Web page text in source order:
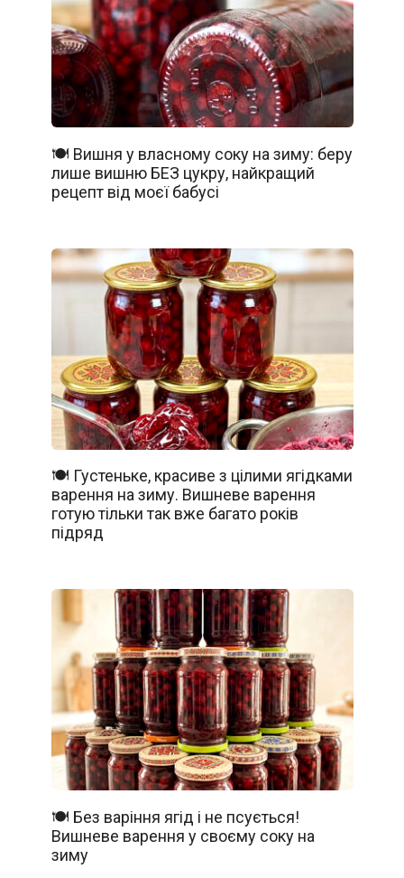
🍽️ Вишня у власному соку на зиму: беру
лише вишню БЕЗ цукру, найкращий
рецепт від моєї бабусі
🍽️ Густеньке, красиве з цілими ягідками
варення на зиму. Вишневе варення
готую тільки так вже багато років
підряд
🍽️ Без варіння ягід і не псується!
Вишневе варення у своєму соку на
зиму